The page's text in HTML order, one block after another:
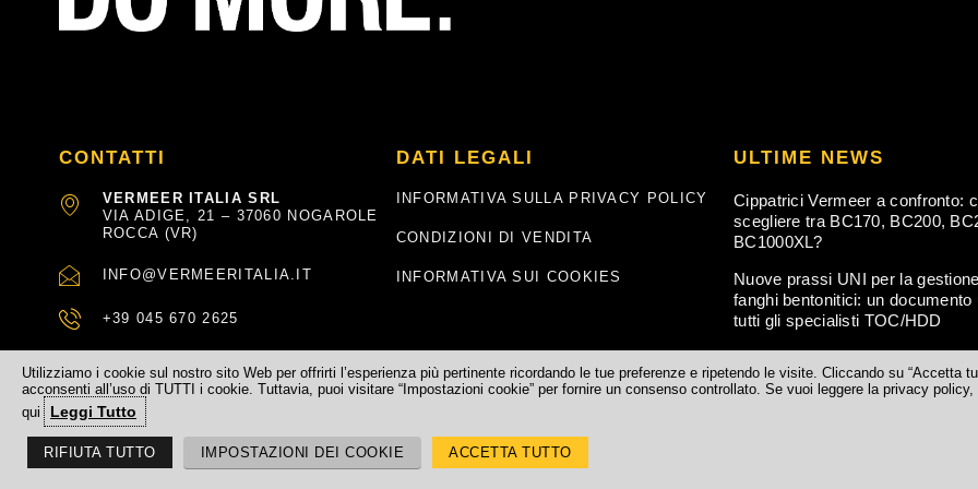
CONTATTI
VERMEER ITALIA SRL
VIA ADIGE, 21 – 37060 NOGAROLE
ROCCA (VR)
INFO@VERMEERITALIA.IT
+39 045 670 2625
DATI LEGALI
INFORMATIVA SULLA PRIVACY POLICY
CONDIZIONI DI VENDITA
INFORMATIVA SUI COOKIES
ULTIME NEWS
Cippatrici Vermeer a confronto:
scegliere tra BC170, BC200,
BC1000XL?
Nuove prassi UNI per la
fanghi bentonitici: un documento
tutti gli specialisti TOC/HDD
© 2026– Vermeer Italia – Via Adige, 21 – 37060 Nogarole Rocca (Vr) IT. REA Verona n.° 241694 Reg.Imp. Verona n.°02484000233 – Cod.fisc. e
Utilizziamo i cookie sul nostro sito Web per offrirti l’esperienza più pertinente ricordando le tue preferenze e ripetendo le visite. Cliccando su “Accetta
acconsenti all’uso di TUTTI i cookie. Tuttavia, puoi visitare “Impostazioni cookie” per fornire un consenso controllato. Se vuoi leggere la privacy
qui Leggi Tutto
RIFIUTA TUTTO IMPOSTAZIONI DEI COOKIE ACCETTA TUTTO